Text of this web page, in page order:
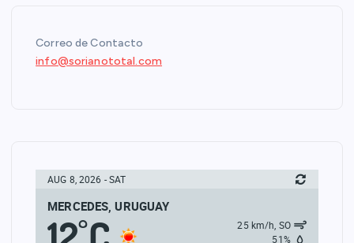
Correo de Contacto
info@sorianototal.com
AUG 8, 2026 - SAT
MERCEDES, URUGUAY
°
25 km/h, SO
51%